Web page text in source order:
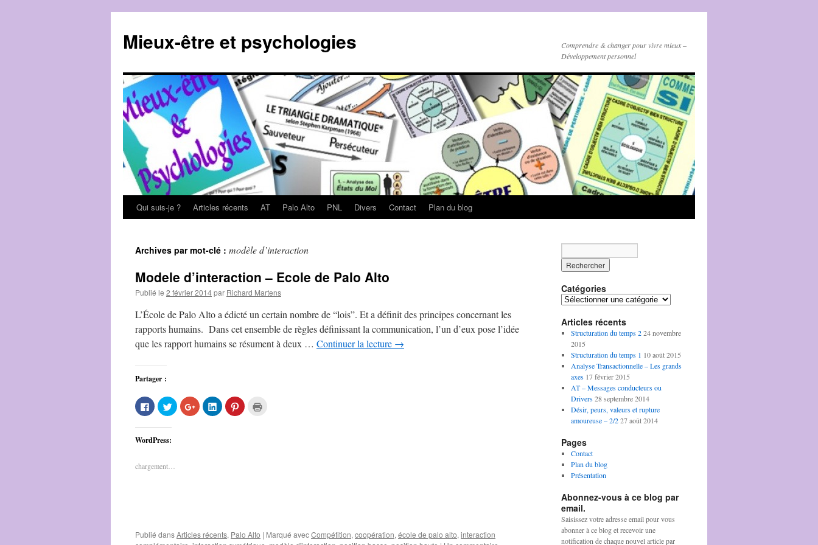
Mieux-être et psychologies
Comprendre & changer pour vivre mieux –
Développement personnel
Aller
contenu
Qui suis-je ? Articles récents AT Palo Alto PNL Divers Contact Plan du blog
Archives par mot-clé : modèle d’interaction
Modele d’interaction – Ecole de Palo Alto
Publié le 2 février 2014par Richard Martens
L’École de Palo Alto a édicté un certain nombre de “lois”. Et a définit des principes concernant les
rapports humains. Dans cet ensemble de règles définissant la communication, l’un d’eux pose l’idée
que les rapport humains se résument à deux … Continuer la lecture →
Partager :
Cliquez
pour
partager
sur
dans
fenêtre)
Cliquez
pour
partager
Cliquez
pour
partager
Cliquez
pour
partager
Cliquez
pour
WordPress:
chargement…
Publié dansArticles récents, Palo Alto | Marqué avecCompétition, coopération, école de palo alto, interaction
Catégories
Catégories
Articles récents
Structuration du temps 2 24 novembre
2015
Structuration du temps 1 10 août 2015
Analyse Transactionnelle – Les grands
axes 17 février 2015
AT – Messages conducteurs ou
Drivers 28 septembre 2014
Désir, peurs, valeurs et rupture
amoureuse – 2/2 27 août 2014
Pages
Contact
Plan du blog
Présentation
Abonnez-vous à ce blog par
email.
Saisissez votre adresse email pour vous
abonner à ce blog et recevoir une
notification de chaque nouvel article par